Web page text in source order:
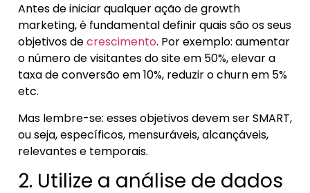
Antes de iniciar qualquer ação de growth
marketing, é fundamental definir quais são os seus
objetivos decrescimento. Por exemplo: aumentar
o número de visitantes do site em 50%, elevar a
taxa de conversão em 10%, reduzir o churn em 5%
etc.
Mas lembre-se: esses objetivos devem ser SMART,
ou seja, específicos, mensuráveis, alcançáveis,
relevantes e temporais.
2. Utilize a análise de dados